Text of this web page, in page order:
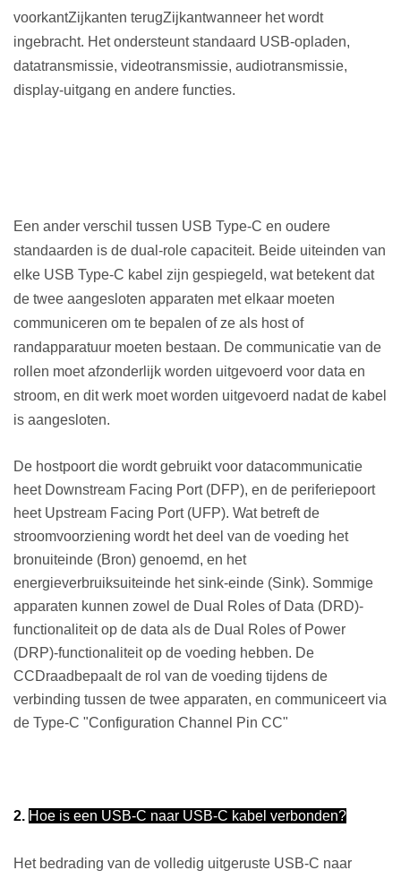
voorkantZijkanten terugZijkantwanneer het wordt
ingebracht. Het ondersteunt standaard USB-opladen,
datatransmissie, videotransmissie, audiotransmissie,
display-uitgang en andere functies.
Een ander verschil tussen USB Type-C en oudere
standaarden is de dual-role capaciteit. Beide uiteinden van
elke USB Type-C kabel zijn gespiegeld, wat betekent dat
de twee aangesloten apparaten met elkaar moeten
communiceren om te bepalen of ze als host of
randapparatuur moeten bestaan. De communicatie van de
rollen moet afzonderlijk worden uitgevoerd voor data en
stroom, en dit werk moet worden uitgevoerd nadat de kabel
is aangesloten.
De hostpoort die wordt gebruikt voor datacommunicatie
heet Downstream Facing Port (DFP), en de periferiepoort
heet Upstream Facing Port (UFP). Wat betreft de
stroomvoorziening wordt het deel van de voeding het
bronuiteinde (Bron) genoemd, en het
energieverbruiksuiteinde het sink-einde (Sink). Sommige
apparaten kunnen zowel de Dual Roles of Data (DRD)-
functionaliteit op de data als de Dual Roles of Power
(DRP)-functionaliteit op de voeding hebben. De
CCDraad bepaalt de rol van de voeding tijdens de
verbinding tussen de twee apparaten, en communiceert via
de Type-C "Configuration Channel Pin CC"
2. Hoe is een USB-C naar USB-C kabel verbonden?
Het bedrading van de volledig uitgeruste USB-C naar